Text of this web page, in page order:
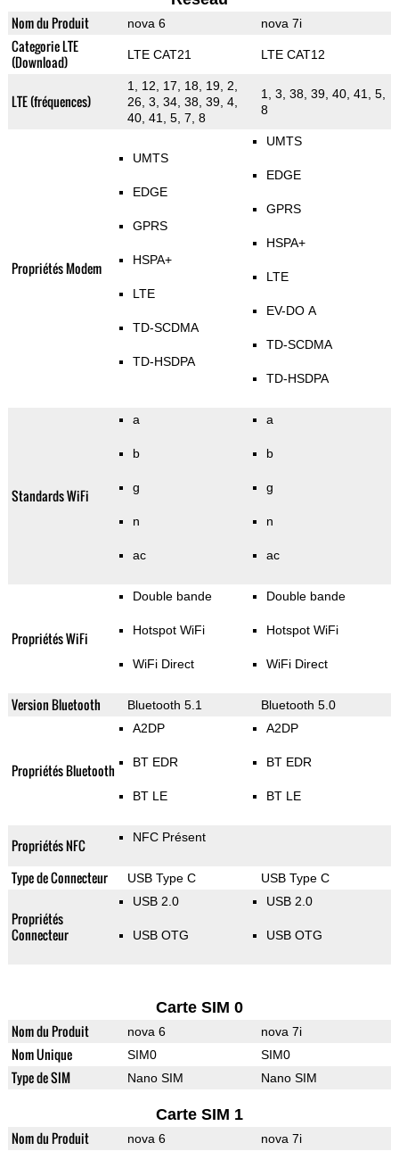
Nom du Produit nova 6 nova 7i
Categorie LTE
(Download)
LTE CAT21 LTE CAT12
LTE (fréquences)
1, 12, 17, 18, 19, 2,
26, 3, 34, 38, 39, 4,
40, 41, 5, 7, 8
1, 3, 38, 39, 40, 41, 5,
8
Propriétés Modem
UMTS
EDGE
GPRS
HSPA+
LTE
TD-SCDMA
TD-HSDPA
UMTS
EDGE
GPRS
HSPA+
LTE
EV-DO A
TD-SCDMA
TD-HSDPA
Standards WiFi
a
b
g
n
ac
a
b
g
n
ac
Propriétés WiFi
Double bande
Hotspot WiFi
WiFi Direct
Double bande
Hotspot WiFi
WiFi Direct
Version Bluetooth Bluetooth 5.1 Bluetooth 5.0
Propriétés Bluetooth
A2DP
BT EDR
BT LE
A2DP
BT EDR
BT LE
Propriétés NFC NFC Présent
Type de Connecteur USB Type C USB Type C
Propriétés
Connecteur
USB 2.0
USB OTG
USB 2.0
USB OTG
Carte SIM 0
Nom du Produit nova 6 nova 7i
Nom Unique SIM0 SIM0
Type de SIM Nano SIM Nano SIM
Carte SIM 1
Nom du Produit nova 6 nova 7i